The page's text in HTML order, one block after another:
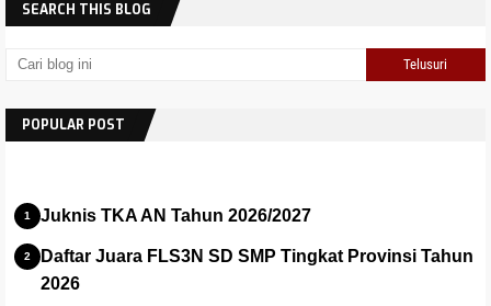
SEARCH THIS BLOG
POPULAR POST
Juknis TKA AN Tahun 2026/2027
Daftar Juara FLS3N SD SMP Tingkat Provinsi Tahun
2026